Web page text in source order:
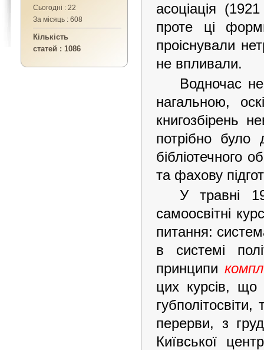
Сьогодні : 22
За місяць : 608
Кількість
статей : 1086
асоціація
проте ці
проіснували
не впливали.
Водночас
нагальною,
книгозбірень
потрібно було
бібліотечного
та фахову
У травні
самоосвітні
питання:
в системі
принципи
цих курсів, що
перерви, з
Київської